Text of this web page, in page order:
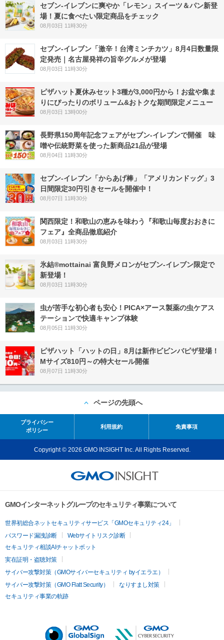
セブン‐イレブンに爽やか「レモン」スイーツ＆パン新登
場！夏に食べたい限定商品をチェック
08月03日 11時30分
セブン-イレブン「激辛！台湾ミンチカツ」8月4日数量限
定発売｜名古屋発祥の旨辛グルメが登場
08月03日 11時30分
ピザハット夏休みセット3種が3,000円から！お盆や集ま
りにぴったりのボリューム&おトクな期間限定メニュー
08月03日 13時00分
長野県150周年記念フェアがセブン-イレブンで開催 味
噌や伝統野菜を使った新商品21品が登場
08月04日 11時30分
セブン‐イレブン「からあげ棒」「アメリカンドッグ」3
日間限定30円引きセールを開催中！
08月07日 11時30分
関西限定！和歌山の恵みを味わう『和歌山毎度おおきに
フェア』全商品徹底紹介
08月03日 11時30分
氷結®mottainai 富良野メロンがセブン‐イレブン限定で
新登場！
08月03日 11時30分
虫が苦手な初心者も安心！PICA×アース製薬の虫ケアス
テーションで快適キャンプ体験
08月05日 11時30分
ピザハット「ハットの日」8月は新作ビビンバピザ登場！
Mサイズ810円～の特大セール開催
08月07日 11時30分
ページの先頭へ
プライバシー
ポリシー
利用規約 免責事項
Copyright © 2026 GMO INSIGHT Inc. All Rights Reserved.
GMOインターネットグループのセキュリティ事業について
世界初総合ネットセキュリティサービス「GMOセキュリティ24」
パスワード漏洩診断
Webサイトリスク診断
セキュリティ相談AIチャットボット
実在証明・盗聴対策
サイバー攻撃対策（GMOサイバーセキュリティ byイエラエ）
サイバー攻撃対策（GMO Flatt Security）
なりすまし対策
セキュリティ事業の軌跡